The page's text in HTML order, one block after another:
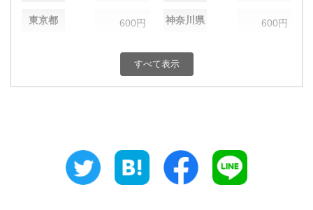
東京都 600円 神奈川県 600円
600円 富山県
600円 三重県
すべて表示